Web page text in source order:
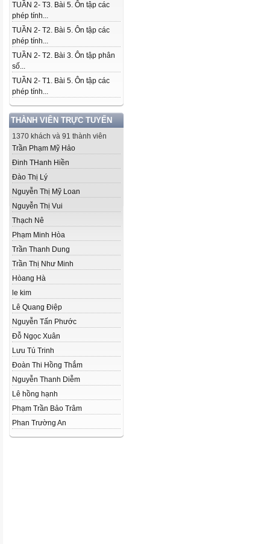
TUẦN 2- T3. Bài 5. Ôn tập các
phép tính...
TUẦN 2- T2. Bài 5. Ôn tập các
phép tính...
TUẦN 2- T2. Bài 3. Ôn tập phân
số...
TUẦN 2- T1. Bài 5. Ôn tập các
phép tính...
THÀNH VIÊN TRỰC TUYẾN
1370 khách và 91 thành viên
Trần Phạm Mỹ Hảo
Đinh THanh Hiền
Đào Thị Lý
Nguyễn Thị Mỹ Loan
Nguyễn Thị Vui
Thạch Nê
Phạm Minh Hòa
Trần Thanh Dung
Trần Thị Như Minh
Hòang Hà
le kim
Lê Quang Điệp
Nguyễn Tấn Phước
Đỗ Ngọc Xuân
Lưu Tú Trinh
Đoàn Thi Hồng Thắm
Nguyễn Thanh Diễm
Lê hồng hạnh
Phạm Trần Bảo Trâm
Phan Trường An